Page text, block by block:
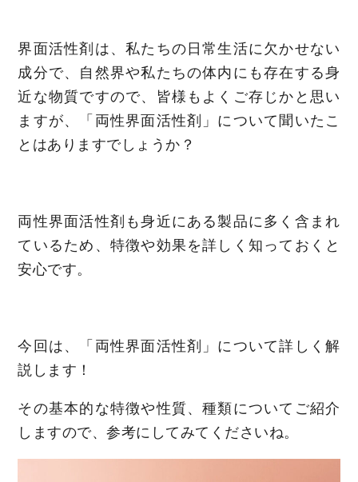
界面活性剤は、私たちの日常生活に欠かせない
成分で、自然界や私たちの体内にも存在する身
近な物質ですので、皆様もよくご存じかと思い
ますが、「両性界面活性剤」について聞いたこ
とはありますでしょうか？
両性界面活性剤も身近にある製品に多く含まれ
ているため、特徴や効果を詳しく知っておくと
安心です。
今回は、「両性界面活性剤」について詳しく解
説します！
その基本的な特徴や性質、種類についてご紹介
しますので、参考にしてみてくださいね。